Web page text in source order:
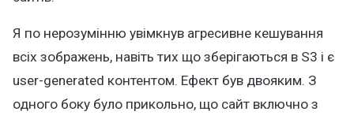
Я по нерозумінню увімкнув агресивне кешування
всіх зображень, навіть тих що зберігаються в S3 і є
user-generated контентом. Ефект був двояким. З
одного боку було прикольно, що сайт включно з